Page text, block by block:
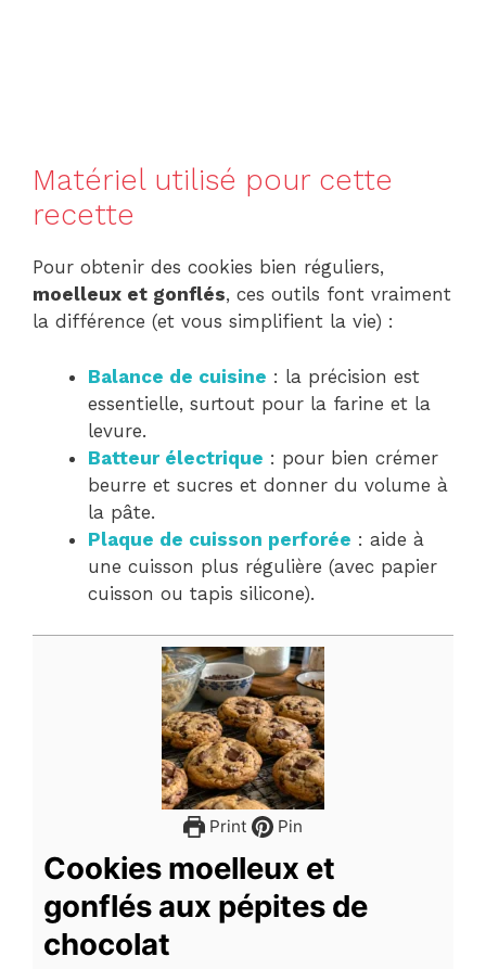
Matériel utilisé pour cette
recette
Pour obtenir des cookies bien réguliers,
moelleux et gonflés, ces outils font vraiment
la différence (et vous simplifient la vie) :
Balance de cuisine : la précision est
essentielle, surtout pour la farine et la
levure.
Batteur électrique : pour bien crémer
beurre et sucres et donner du volume à
la pâte.
Plaque de cuisson perforée : aide à
une cuisson plus régulière (avec papier
cuisson ou tapis silicone).
Print Pin
Cookies moelleux et
gonflés aux pépites de
chocolat